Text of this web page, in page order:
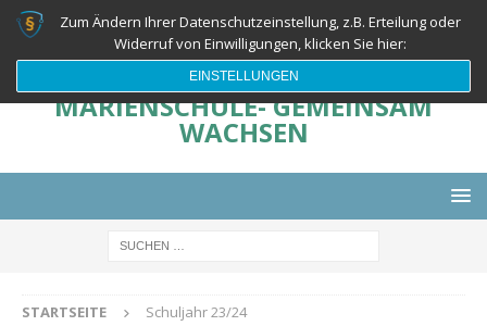
MARIENSCHULE- GEMEINSAM
WACHSEN
STARTSEITE Schuljahr 23/24
Zum Ändern Ihrer Datenschutzeinstellung, z.B. Erteilung oder
Widerruf von Einwilligungen, klicken Sie hier:
EINSTELLUNGEN